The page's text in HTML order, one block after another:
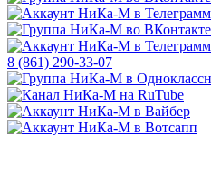
8 (861) 290-33-07